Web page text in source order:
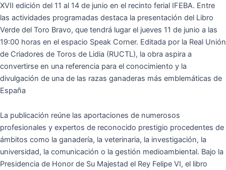
XVII edición del 11 al 14 de junio en el recinto ferial IFEBA. Entre
las actividades programadas destaca la presentación del Libro
Verde del Toro Bravo, que tendrá lugar el jueves 11 de junio a las
19:00 horas en el espacio Speak Corner. Editada por la Real Unión
de Criadores de Toros de Lidia (RUCTL), la obra aspira a
convertirse en una referencia para el conocimiento y la
divulgación de una de las razas ganaderas más emblemáticas de
España
La publicación reúne las aportaciones de numerosos
profesionales y expertos de reconocido prestigio procedentes de
ámbitos como la ganadería, la veterinaria, la investigación, la
universidad, la comunicación o la gestión medioambiental. Bajo la
Presidencia de Honor de Su Majestad el Rey Felipe VI, el libro